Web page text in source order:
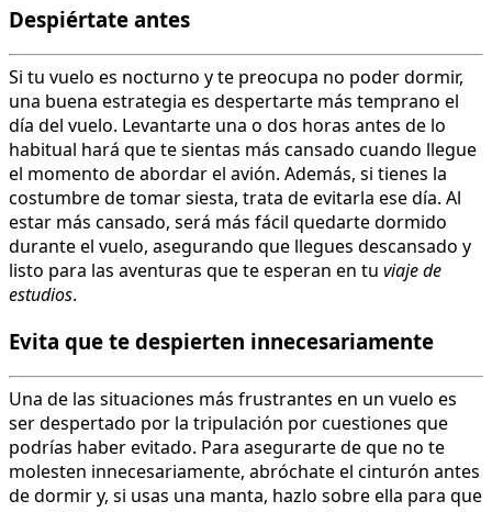
Despiértate antes
Si tu vuelo es nocturno y te preocupa no poder dormir,
una buena estrategia es despertarte más temprano el
día del vuelo. Levantarte una o dos horas antes de lo
habitual hará que te sientas más cansado cuando llegue
el momento de abordar el avión. Además, si tienes la
costumbre de tomar siesta, trata de evitarla ese día. Al
estar más cansado, será más fácil quedarte dormido
durante el vuelo, asegurando que llegues descansado y
listo para las aventuras que te esperan en tu viaje de
estudios.
Evita que te despierten innecesariamente
Una de las situaciones más frustrantes en un vuelo es
ser despertado por la tripulación por cuestiones que
podrías haber evitado. Para asegurarte de que no te
molesten innecesariamente, abróchate el cinturón antes
de dormir y, si usas una manta, hazlo sobre ella para que